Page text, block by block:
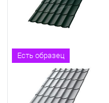
Есть образец